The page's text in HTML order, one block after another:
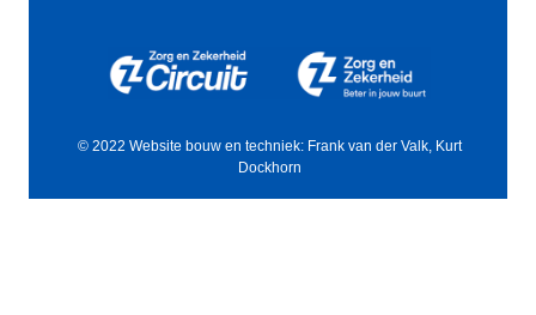
© 2022 Website bouw en techniek: Frank van der Valk, Kurt
Dockhorn